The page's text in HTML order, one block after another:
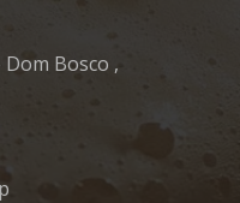
Bosco ,